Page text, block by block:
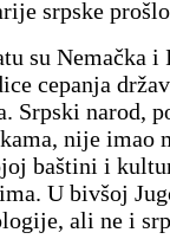
srpske
su Nemačka
cepanja
Srpski narod,
nije imao
baštini i
U bivšoj
ali ne i